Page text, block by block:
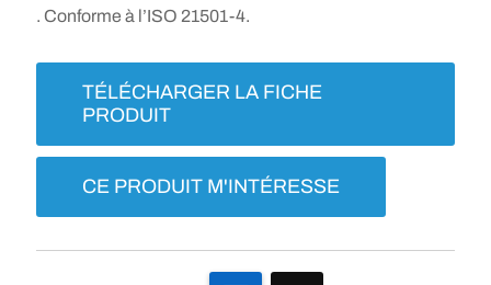
. Conforme à l’ISO 21501-4.
TÉLÉCHARGER LA FICHE
PRODUIT
CE PRODUIT M'INTÉRESSE